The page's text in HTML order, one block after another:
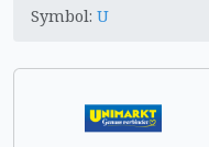
Symbol: U